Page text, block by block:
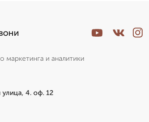
маркетинга и аналитики
улица, 4. оф. 12